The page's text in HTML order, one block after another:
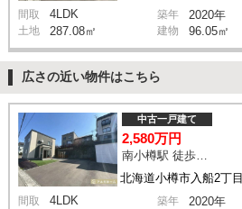
間取 4LDK 築年 2020年
土地 287.08㎡ 建物 96.05㎡
広さの近い物件はこちら
北海道小樽市入船2丁目
中古一戸建て
2,580万円
間取 4LDK 築年 2020年